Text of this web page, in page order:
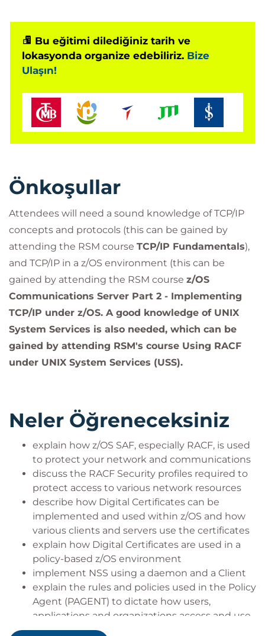
This course is also available 'on demand' (minimum
2 students) for additional public presentations or for
one-company, on-site presentations.
Bu eğitimi dilediğiniz tarih ve
lokasyonda organize edebiliriz. Bize
Ulaşın!
Önkoşullar
Attendees will need a sound knowledge of TCP/IP
concepts and protocols (this can be gained by
attending the RSM course TCP/IP Fundamentals),
and TCP/IP in a z/OS environment (this can be
gained by attending the RSM course z/OS
Communications Server Part 2 - Implementing
TCP/IP under z/OS. A good knowledge of UNIX
System Services is also needed, which can be
gained by attending RSM's course Using RACF
under UNIX System Services (USS).
Neler Öğreneceksiniz
explain how z/OS SAF, especially RACF, is used
to protect your network and communications
discuss the RACF Security profiles required to
protect access to various network resources
describe how Digital Certificates can be
implemented and used within z/OS and how
various clients and servers use the certificates
explain how Digital Certificates are used in a
policy-based z/OS environment
implement NSS using a daemon and a Client
explain the rules and policies used in the Policy
Agent (PAGENT) to dictate how users,
applications and organizations access and use
their IT resources